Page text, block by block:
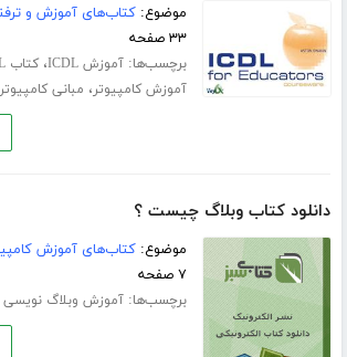
موضوع:کتاب‌های آموزش و
۳۳ صفحه
برچسب‌ها:آموزش ICDL ،کتاب ICDL
آموزش کامپیوتر، مبانی کامپیوتر
دانلود کتاب وبلاگ چیست ؟
موضوع:کتاب‌های آموزش
۷ صفحه
برچسب‌ها:آموزش وبلاگ نویسی